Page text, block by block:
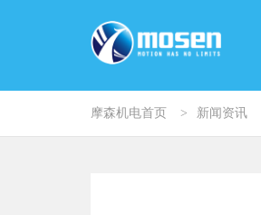
摩森机电首页 > 新闻资讯